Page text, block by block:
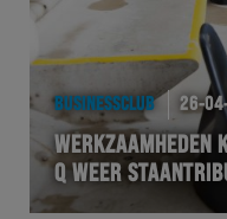
BUSINESSCLUB 26-
WERKZAAMHEDEN
Q WEER